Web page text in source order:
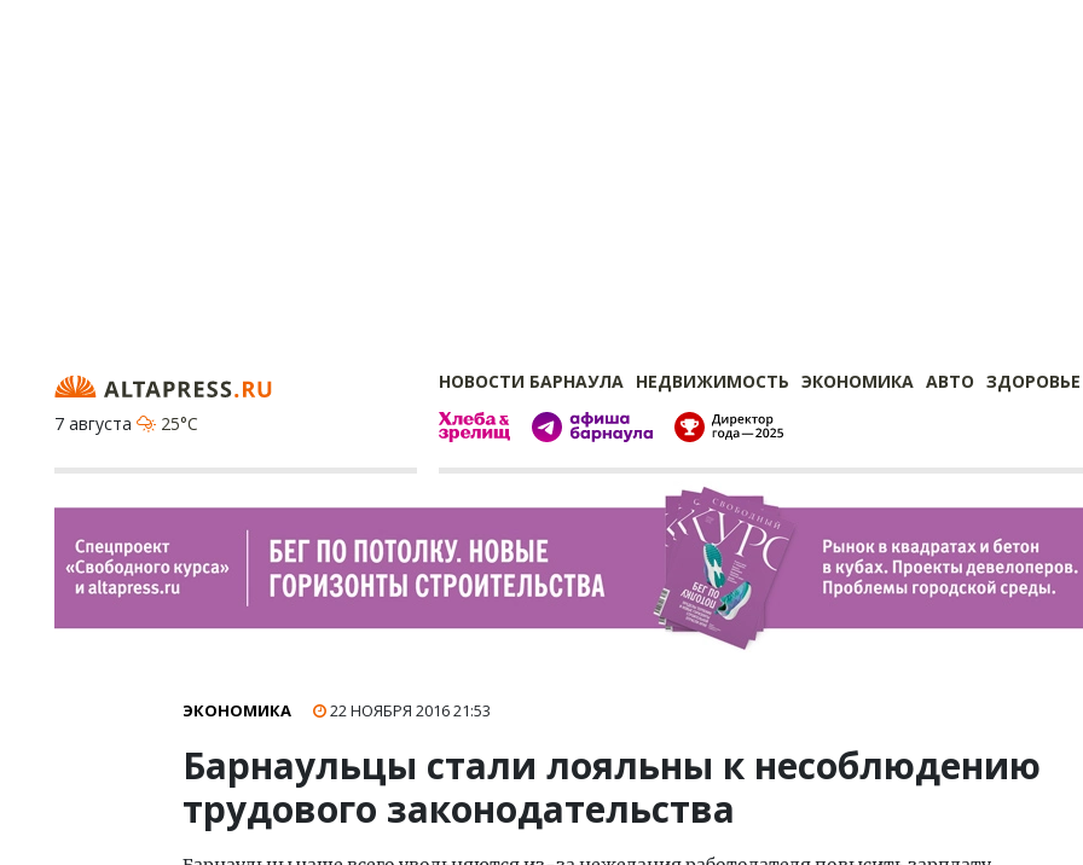
НОВОСТИ БАРНАУЛА НЕДВИЖИМОСТЬ ЭКОНОМИКА АВТО ЗДОРОВЬЕ
7 августа
25°C
ЭКОНОМИКА 22 НОЯБРЯ 201621:53
Барнаульцы стали лояльны к несоблюдению
трудового законодательства